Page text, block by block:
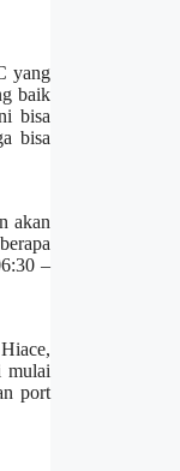
yang
baik
bisa
bisa
akan
–
mulai
port